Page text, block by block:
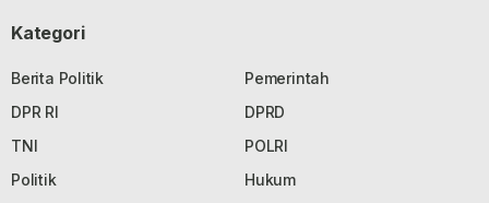
Kategori
Berita Politik
Pemerintah
DPR RI
DPRD
TNI
POLRI
Politik
Hukum